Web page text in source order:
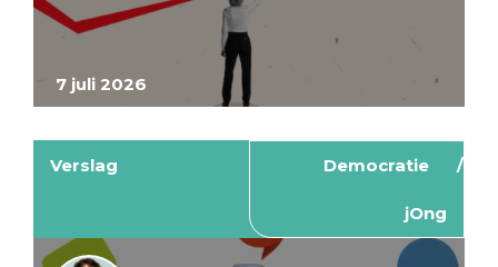
7 juli 2026
Verslag Democratie
jOng